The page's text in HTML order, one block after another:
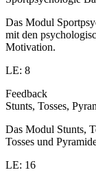
Das Modul
mit den
Motivation.
LE: 8
Feedback
Stunts, Tosses,
Das Modul Stunts,
Tosses und
LE: 16